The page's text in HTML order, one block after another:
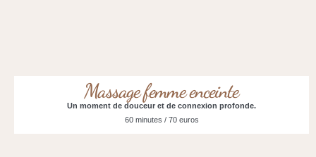
Massage femme enceinte
Un moment de douceur et de connexion profonde.
60 minutes / 70 euros